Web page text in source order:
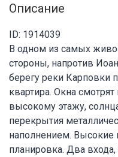
Описание
ID: 1914039
В одном из самых
стороны, напротив
берегу реки Карповки
квартира. Окна
высокому этажу,
перекрытия
наполнением. Высокие
планировка. Два